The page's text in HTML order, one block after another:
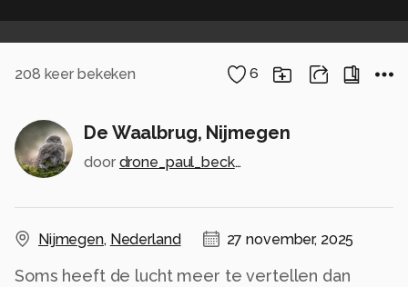
208 keer bekeken 6
De Waalbrug, Nijmegen
door drone_paul_beckers_
Nijmegen, Nederland 27 november, 2025
Soms heeft de lucht meer te vertellen dan